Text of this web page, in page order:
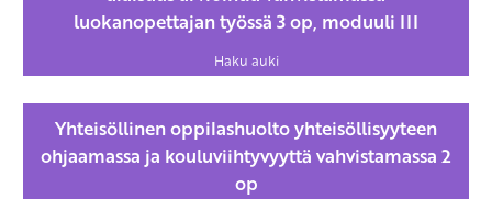
luokanopettajan työssä 3 op, moduuli III
Haku auki
Yhteisöllinen oppilashuolto yhteisöllisyyteen
ohjaamassa ja kouluviihtyvyyttä vahvistamassa 2
op